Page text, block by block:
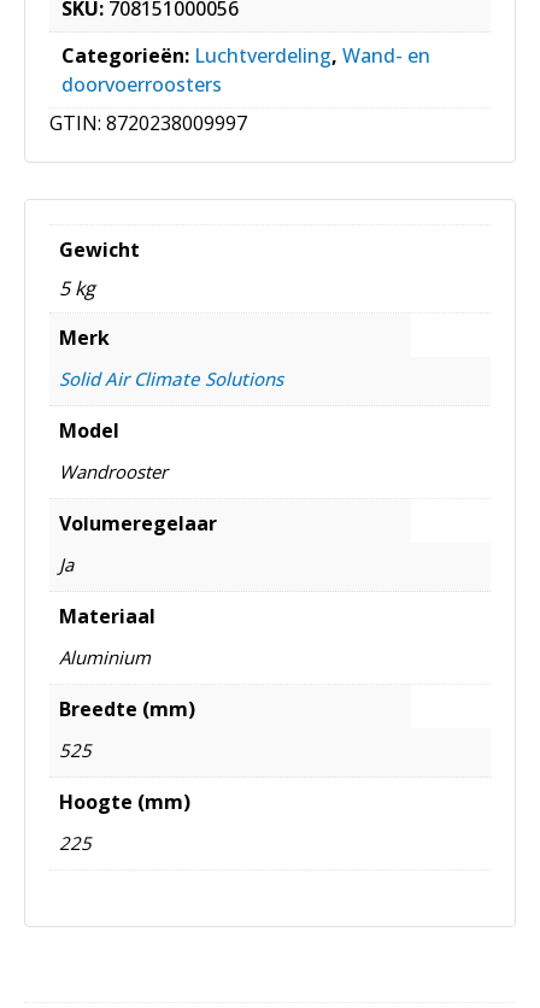
SKU: 708151000056
Categorieën: Luchtverdeling, Wand- en
doorvoerroosters
GTIN: 8720238009997
Gewicht
5 kg
Merk
Solid Air Climate Solutions
Model
Wandrooster
Volumeregelaar
Ja
Materiaal
Aluminium
Breedte (mm)
525
Hoogte (mm)
225